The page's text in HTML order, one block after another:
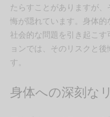
たらすことがありますが
悔が隠れています。身体的
社会的な問題を引き起こ
ョンでは、そのリスクと
す。
身体への深刻な